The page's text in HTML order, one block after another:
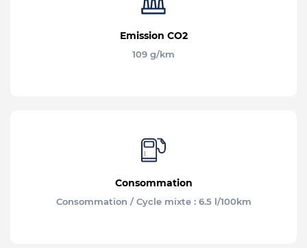
Emission CO2
109 g/km
Consommation
Consommation / Cycle mixte : 6.5 l/100km